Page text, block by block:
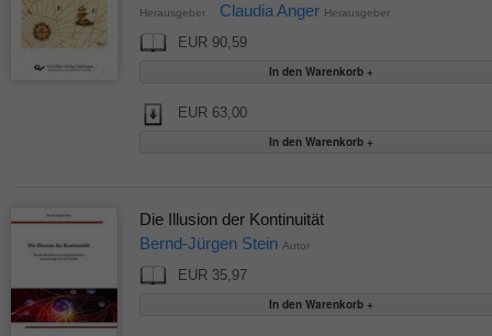
Herausgeber Claudia Anger Herausgeber
EUR 90,59
EUR 63,00
Die Illusion der Kontinuität
Bernd-Jürgen Stein Autor
EUR 35,97